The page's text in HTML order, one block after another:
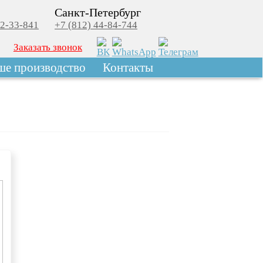
Санкт-Петербург
+7 (812) 44-84-744
33-841
Заказать звонок
производство Контакты